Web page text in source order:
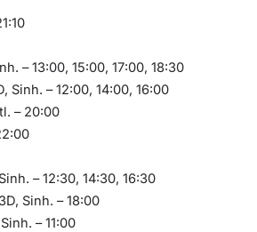
– 13:00, 15:00, 17:00, 18:30
Sinh. – 12:00, 14:00, 16:00
– 20:00
– 12:30, 14:30, 16:30
Sinh. – 18:00
– 11:00